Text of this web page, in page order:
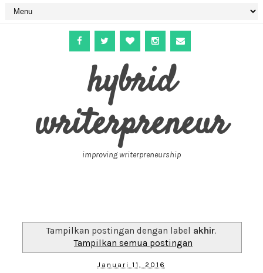
hybrid
writerpreneur
improving writerpreneurship
Tampilkan postingan dengan label akhir.
Tampilkan semua postingan
Januari 11, 2016